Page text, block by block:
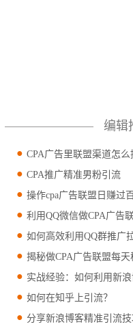
编辑
CPA广告里联盟渠道怎
CPA推广精准男粉引流
操作cpa广告联盟日赚过
利用QQ微信做CPA广告
如何高效利用QQ群推广
揭秘做CPA广告联盟每
实战经验：如何利用新浪
如何在知乎上引流？
分享新浪博客精准引流技